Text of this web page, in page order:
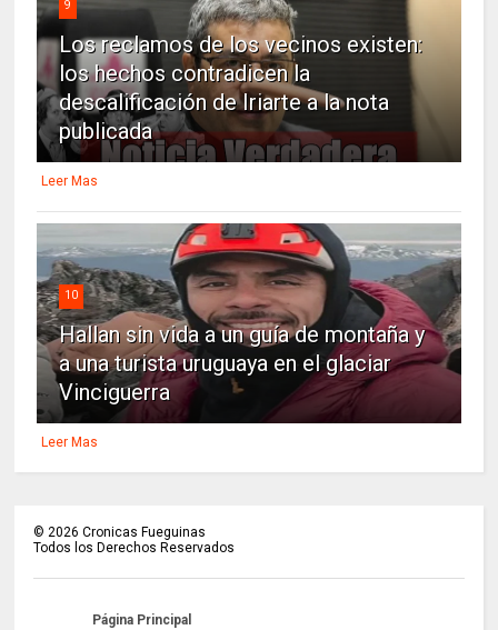
9
Los reclamos de los vecinos existen:
los hechos contradicen la
descalificación de Iriarte a la nota
publicada
Leer Mas
10
Hallan sin vida a un guía de montaña y
a una turista uruguaya en el glaciar
Vinciguerra
Leer Mas
© 2026 Cronicas Fueguinas
Todos los Derechos Reservados
Página Principal